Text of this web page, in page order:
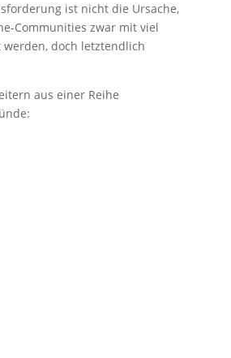
ist nicht die Ursache,
Communities zwar mit viel
doch letztendlich
aus einer Reihe